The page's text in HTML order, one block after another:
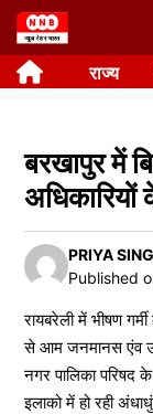
Skip
to
content राज्य
बरखापुर में
PRIYA
Published
रायबरेली में भीषण
से आम जनमानस एंव
नगर पालिका परिषद
इलाको में हो रही